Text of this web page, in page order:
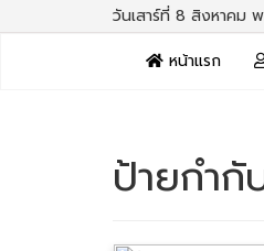
วันเสาร์ที่ 8 สิงหาคม
หน้าแรก
ป้ายกำกั